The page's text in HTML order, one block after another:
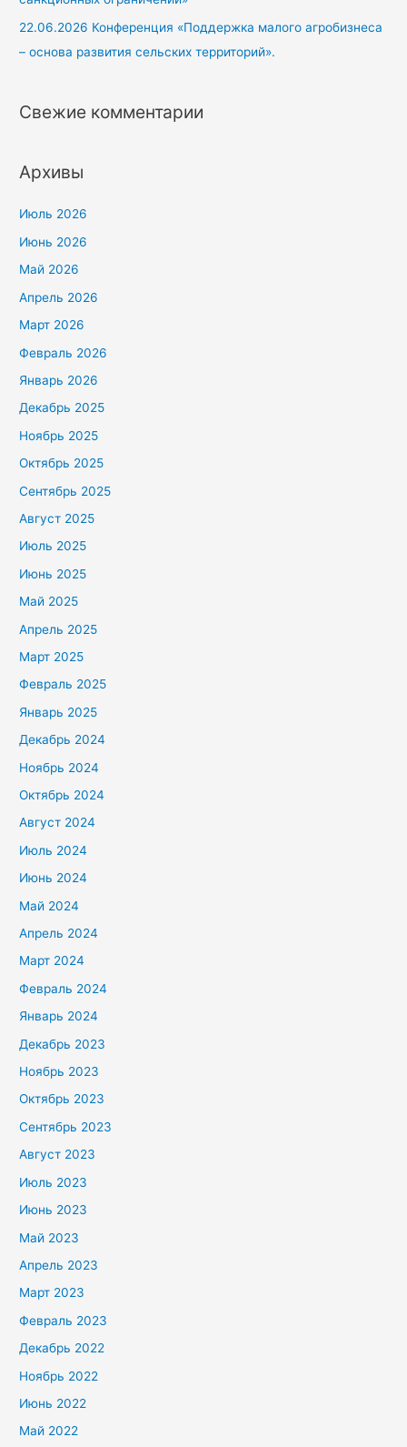
22.06.2026 Конференция «Поддержка малого агробизнеса
– основа развития сельских территорий».
Свежие комментарии
Архивы
Июль 2026
Июнь 2026
Май 2026
Апрель 2026
Март 2026
Февраль 2026
Январь 2026
Декабрь 2025
Ноябрь 2025
Октябрь 2025
Сентябрь 2025
Август 2025
Июль 2025
Июнь 2025
Май 2025
Апрель 2025
Март 2025
Февраль 2025
Январь 2025
Декабрь 2024
Ноябрь 2024
Октябрь 2024
Август 2024
Июль 2024
Июнь 2024
Май 2024
Апрель 2024
Март 2024
Февраль 2024
Январь 2024
Декабрь 2023
Ноябрь 2023
Октябрь 2023
Сентябрь 2023
Август 2023
Июль 2023
Июнь 2023
Май 2023
Апрель 2023
Март 2023
Февраль 2023
Декабрь 2022
Ноябрь 2022
Июнь 2022
Май 2022